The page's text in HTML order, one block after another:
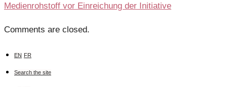
Medienrohstoff vor Einreichung der Initiative
Comments are closed.
EN FR
Search the site